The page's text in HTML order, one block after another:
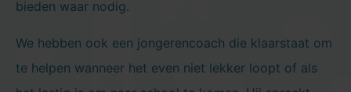
bieden waar nodig.
We hebben ook een jongerencoach die klaarstaat om
te helpen wanneer het even niet lekker loopt of als